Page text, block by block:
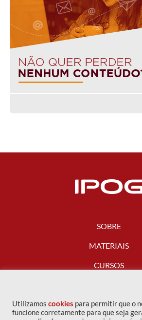
SOBRE
MATERIAIS
CURSOS
FALE CONOSCO
Utilizamos cookies para permitir que o
funcione corretamente para que seja